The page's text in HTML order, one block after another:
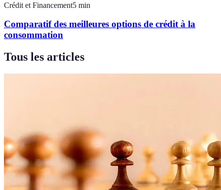
Crédit et Financement5 min
Comparatif des meilleures options de crédit à la
consommation
Tous les articles